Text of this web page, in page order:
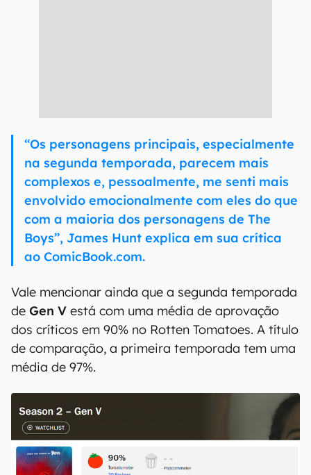
“Os personagens principais, especialmente
na segunda temporada, parecem mais
complexos e, pessoalmente, me senti mais
envolvido emocionalmente com eles do que
com a maioria dos personagens de The
Boys”, James Hunt explica em sua crítica
ao ComicBook.com.
Vale mencionar ainda que a segunda temporada
de Gen V está com uma média de aprovação
dos críticos em 90% no Rotten Tomatoes. A título
de comparação, a primeira temporada tem uma
média de 97%.